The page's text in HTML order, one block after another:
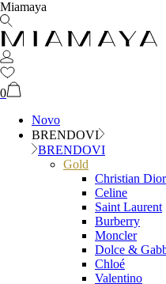
Miamaya
0
Novo
BRENDOVI
BRENDOVI
Gold
Christian Dior
Celine
Saint Laurent
Burberry
Moncler
Dolce &
Chloé
Valentino